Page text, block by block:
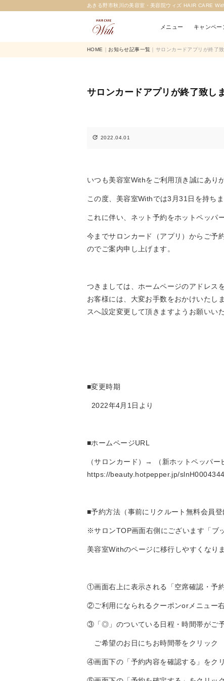
あきる野市秋川の美容室・美容院ウィズ HAIR CARE
メニュー キャンペー
HOME お知らせ記事一覧 ｜サロンカードアプリが終了
サロンカードアプリが終了致
 2022.04.01
いつも美容室Withをご利用頂き誠にあり
この度、美容室Withでは3月31日を持ち
これに伴い、ネット予約をホットペッパ
今までサロンカード（アプリ）からご予
のでご案内申し上げます。
つきましては、ホームページのアドレス
お客様には、大変お手数をおかけいたし
スへ設定変更して頂きますようお願いい
■変更時期
2022年4月1日より
■ホームページURL
（サロンカード）→ （新ホットペッパー
https://beauty.hotpepper.jp/
■予約方法（事前にリクルート無料会員登
※サロンTOP画面右側にございます「ブ
美容室Withのページに移行しやすくなりま
①画面右上に表示される「空席確認・予
②ご利用になられるクーポンorメニュー
③「◎」のついている日程・時間帯がご
ご希望のお日にちお時間帯をクリック
④画面下の「予約内容を確認する」をク